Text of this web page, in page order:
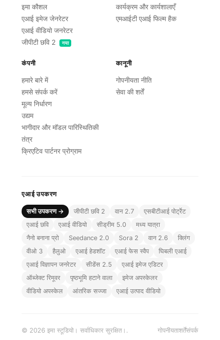
इमा कौशल
एआई इमेज जेनरेटर
एआई वीडियो जनरेटर
जीपीटी छवि 2
नया
कार्यक्रम और कार्यशालाएँ
एमआईटी एआई फिल्म हैक
कंपनी
हमारे बारे में
हमसे संपर्क करें
मूल्य निर्धारण
उद्यम
भागीदार और मॉडल पारिस्थितिकी
तंत्र
क्रिएटिव पार्टनर प्रोग्राम
कानूनी
गोपनीयता नीति
सेवा की शर्तें
एआई उपकरण
सभी उपकरण → जीपीटी छवि 2 वान 2.7
एसबीटीआई पोर्ट्रेट
एआई छवि
एआई वीडियो सीड्रीम 5.0
मध्य यात्रा
नैनो बनाना प्रो
Seedance 2.0 Sora 2 वान 2.6
क्लिंग
वीओ 3
हैलुओ एआई हेडशॉट एआई फेस स्वैप
घिबली एआई
एआई विज्ञापन जनरेटर
सीडेंस 2.5
एआई इमेज एडिटर
ऑब्जेक्ट रिमूवर
पृष्ठभूमि हटाने वाला
इमेज अपस्केलर
वीडियो अपस्केल
आंतरिक सज्जा एआई उत्पाद वीडियो
© 2026 इमा स्टूडियो। सर्वाधिकार सुरक्षित।. गोपनीयताशर्तेंसंपर्क